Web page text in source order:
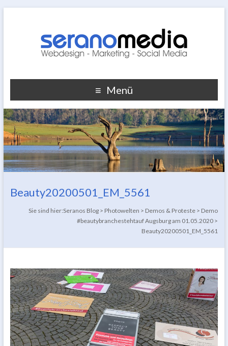
Menü
Beauty20200501_EM_5561
Sie sind hier:Seranos Blog > Photowelten > Demos & Proteste > Demo
#beautybranchestehtauf Augsburg am 01.05.2020 >
Beauty20200501_EM_5561